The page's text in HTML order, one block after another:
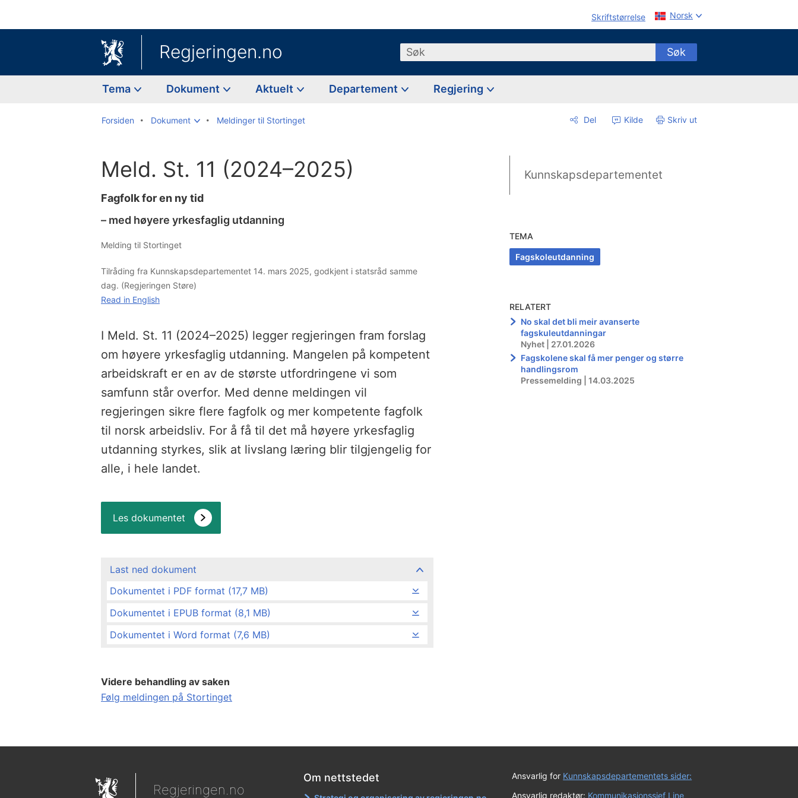
Skriftstørrelse Norsk
Regjeringen.no Søk Søk
Tema Dokument Aktuelt Departement Regjering
Forsiden Dokument Meldinger til Stortinget Del Kilde Skriv ut
Meld. St. 11 (2024–2025)
Fagfolk for en ny tid
– med høyere yrkesfaglig utdanning
Melding til Stortinget
Tilråding fra Kunnskapsdepartementet 14. mars 2025, godkjent i statsråd samme
dag. (Regjeringen Støre)
Read in English
I Meld. St. 11 (2024–2025) legger regjeringen fram forslag
om høyere yrkesfaglig utdanning. Mangelen på kompetent
arbeidskraft er en av de største utfordringene vi som
samfunn står overfor. Med denne meldingen vil
regjeringen sikre flere fagfolk og mer kompetente fagfolk
til norsk arbeidsliv. For å få til det må høyere yrkesfaglig
utdanning styrkes, slik at livslang læring blir tilgjengelig for
alle, i hele landet.
Les dokumentet
Last ned dokument
Dokumentet i PDF format (17,7 MB)
Dokumentet i EPUB format (8,1 MB)
Dokumentet i Word format (7,6 MB)
Videre behandling av saken
Følg meldingen på Stortinget
Kunnskapsdepartementet
TEMA
Fagskoleutdanning
RELATERT
No skal det bli meir avanserte
fagskuleutdanningar
Nyhet | 27.01.2026
Fagskolene skal få mer penger og større
handlingsrom
Pressemelding | 14.03.2025
Regjeringen.no
Om nettstedet Ansvarlig for Kunnskapsdepartementets sider:
Ansvarlig redaktør: Kommunikasjonssjef Line